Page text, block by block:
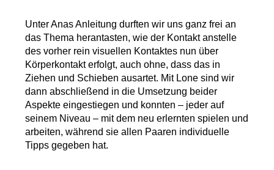
Unter Anas Anleitung durften wir uns ganz frei an
dasThema herantasten, wie der Kontakt anstelle
des vorher rein visuellen Kontaktes nun über
Körperkontakt erfolgt, auch ohne, dass das in
Ziehen und Schiebenausartet. Mit Lone sind wir
dann abschließend in die Umsetzung beider
Aspekteeingestiegen und konnten – jeder auf
seinem Niveau – mit dem neu erlerntenspielen und
arbeiten, während sie allen Paaren individuelle
Tipps gegeben hat.